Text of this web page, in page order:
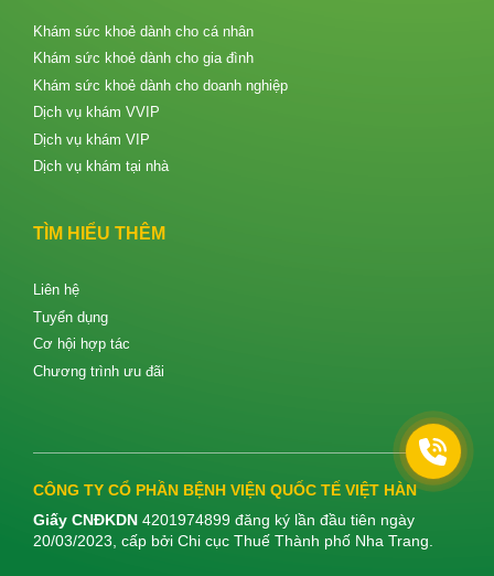
Khám sức khoẻ dành cho cá nhân
Khám sức khoẻ dành cho gia đình
Khám sức khoẻ dành cho doanh nghiệp
Dịch vụ khám VVIP
Dịch vụ khám VIP
Dịch vụ khám tại nhà
TÌM HIỂU THÊM
Liên hệ
Tuyển dụng
Cơ hội hợp tác
Chương trình ưu đãi
CÔNG TY CỔ PHẦN BỆNH VIỆN QUỐC TẾ VIỆT HÀN
Giấy CNĐKDN 4201974899 đăng ký lần đầu tiên ngày
20/03/2023, cấp bởi Chi cục Thuế Thành phố Nha Trang.